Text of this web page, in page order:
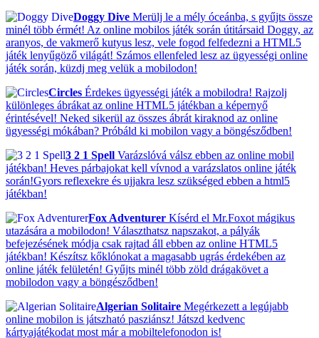
Doggy Dive Merülj le a mély óceánba, s gyűjts össze
minél több érmét! Az online mobilos játék során útitársaid Doggy, az
aranyos, de vakmerő kutyus lesz, vele fogod felfedezni a HTML5
játék lenyűgöző világát! Számos ellenfeled lesz az ügyességi online
játék során, küzdj meg velük a mobilodon!
Circles Érdekes ügyességi játék a mobilodra! Rajzolj
különleges ábrákat az online HTML5 játékban a képernyő
érintésével! Neked sikerül az összes ábrát kiraknod az online
ügyességi mókában? Próbáld ki mobilon vagy a böngésződben!
3 2 1 Spell Varázslóvá válsz ebben az online mobil
játékban! Heves párbajokat kell vívnod a varázslatos online játék
során!Gyors reflexekre és ujjakra lesz szükséged ebben a html5
játékban!
Fox Adventurer Kísérd el Mr.Foxot mágikus
utazására a mobilodon! Választhatsz napszakot, a pályák
befejezésének módja csak rajtad áll ebben az online HTML5
játékban! Készítsz kőklónokat a magasabb ugrás érdekében az
online játék felületén! Gyűjts minél több zöld drágakövet a
mobilodon vagy a böngésződben!
Algerian Solitaire Megérkezett a legújabb
online mobilon is játszható pasziánsz! Játszd kedvenc
kártyajátékodat most már a mobiltelefonodon is!